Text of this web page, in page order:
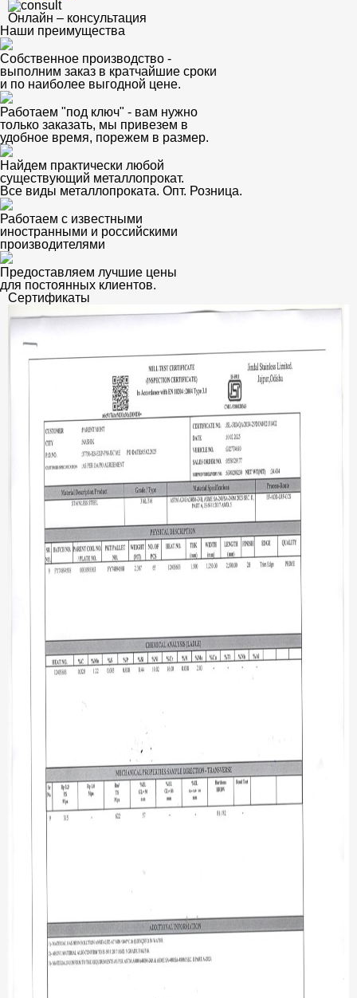
Онлайн – консультация
Наши преимущества
Собственное производство -
выполним заказ в кратчайшие сроки
и по наиболее выгодной цене.
Работаем "под ключ" - вам нужно
только заказать, мы привезем в
удобное время, порежем в размер.
Найдем практически любой
существующий металлопрокат.
Все виды металлопроката. Опт. Розница.
Работаем с известными
иностранными и российскими
производителями
Предоставляем лучшие цены
для постоянных клиентов.
Сертификаты